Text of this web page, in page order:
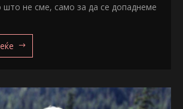
не сме, само за да се допаднеме